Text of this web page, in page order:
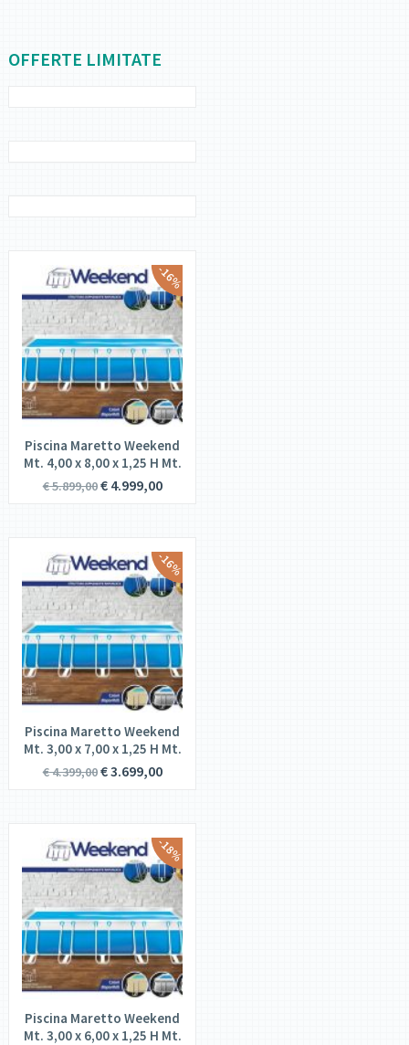
OFFERTE LIMITATE
PULISCIFONDO GRE
SUPER VAC A BATTERIA
RICARICABILE VCB10P
€279,00€249,00
POMPA DI CALORE GRE
PER PISCINA FINO A 30 MC
€969,00€869,00
POMPA DI CALORE GRE
PER PISCINA FINO A 20 MC
€839,00€679,00
-16%
Piscina Maretto Weekend
Mt. 4,00 x 8,00 x 1,25 H Mt.
€5.899,00€4.999,00
-16%
Piscina Maretto Weekend
Mt. 3,00 x 7,00 x 1,25 H Mt.
€4.399,00€3.699,00
-18%
Piscina Maretto Weekend
Mt. 3,00 x 6,00 x 1,25 H Mt.